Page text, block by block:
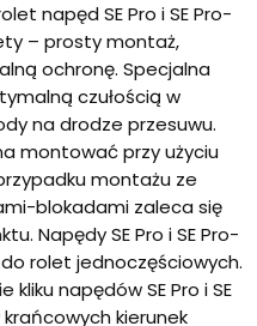
napęd SE Pro i SE Pro-
– prosty montaż,
ochronę. Specjalna
czułością w
na drodze przesuwu.
montować przy użyciu
montażu ze
blokadami zaleca się
Napędy SE Pro i SE Pro-
rolet jednoczęściowych.
kliku napędów SE Pro i SE
kierunek